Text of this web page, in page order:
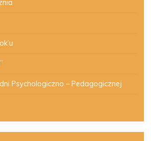
Psychologiczno – Pedagogicznej